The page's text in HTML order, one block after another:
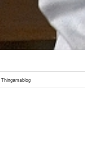
Thingamablog